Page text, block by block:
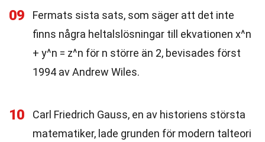
09
Fermats sista sats, som säger att det inte
finns några heltalslösningar till ekvationen x^n
+ y^n = z^n för n större än 2, bevisades först
1994 av Andrew Wiles.
10
Carl Friedrich Gauss, en av historiens största
matematiker, lade grunden för modern talteori